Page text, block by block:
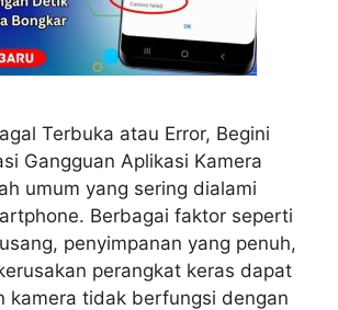
Terbuka atau Error, Begini
Gangguan Aplikasi Kamera
umum yang sering dialami
Berbagai faktor seperti
penyimpanan yang penuh,
perangkat keras dapat
kamera tidak berfungsi dengan